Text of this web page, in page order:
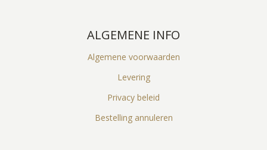
ALGEMENE INFO
Algemene voorwaarden
Levering
Privacy beleid
Bestelling annuleren